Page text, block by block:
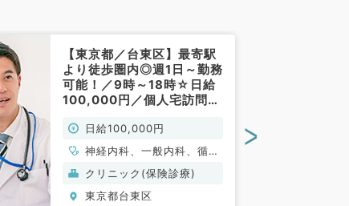
【東京都／台東区】最寄駅
より徒歩圏内◎週1日～勤務
可能！／9時～18時☆日給
100,000円／個人宅訪問診
非常勤）
日給100,000円
神経内科、一般内科、循環
器内科、呼吸器内科、消化
器内科、内分泌・代謝内
科、腎臓内科、老年内科、
クリニック(保険診療)
東京都台東区
>